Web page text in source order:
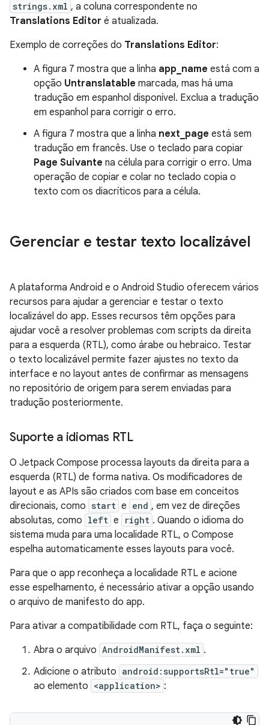
strings.xml , a coluna correspondente no
Translations Editor é atualizada.
Exemplo de correções do Translations Editor:
A figura 7 mostra que a linha app_name está com a
opção Untranslatable marcada, mas há uma
tradução em espanhol disponível. Exclua a tradução
em espanhol para corrigir o erro.
A figura 7 mostra que a linha next_page está sem
tradução em francês. Use o teclado para copiar
Page Suivante na célula para corrigir o erro. Uma
operação de copiar e colar no teclado copia o
texto com os diacríticos para a célula.
Gerenciar e testar texto localizável
A plataforma Android e o Android Studio oferecem vários
recursos para ajudar a gerenciar e testar o texto
localizável do app. Esses recursos têm opções para
ajudar você a resolver problemas com scripts da direita
para a esquerda (RTL), como árabe ou hebraico. Testar
o texto localizável permite fazer ajustes no texto da
interface e no layout antes de confirmar as mensagens
no repositório de origem para serem enviadas para
tradução posteriormente.
Suporte a idiomas RTL
O Jetpack Compose processa layouts da direita para a
esquerda (RTL) de forma nativa. Os modificadores de
layout e as APIs são criados com base em conceitos
direcionais, como start e end , em vez de direções
absolutas, como left e right . Quando o idioma do
sistema muda para uma localidade RTL, o Compose
espelha automaticamente esses layouts para você.
Para que o app reconheça a localidade RTL e acione
esse espelhamento, é necessário ativar a opção usando
o arquivo de manifesto do app.
Para ativar a compatibilidade com RTL, faça o seguinte:
Abra o arquivo AndroidManifest.xml .
Adicione o atributo android:supportsRtl="true"
ao elemento <application> :